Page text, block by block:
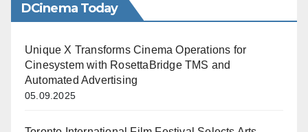
DCinema Today
Unique X Transforms Cinema Operations for
Cinesystem with RosettaBridge TMS and
Automated Advertising
05.09.2025